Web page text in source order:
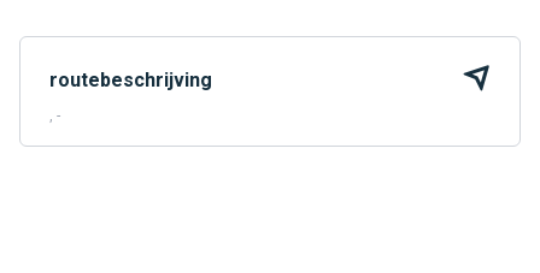
routebeschrijving
, -